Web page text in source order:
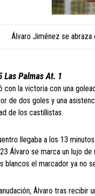
Álvaro Jiménez se
Las Palmas At. 1
con la victoria con una
de dos goles y una
de los castillistas.
llegaba a los 13
Álvaro se marca un lujo
blancos el marcador ya no
Álvaro tras recibir